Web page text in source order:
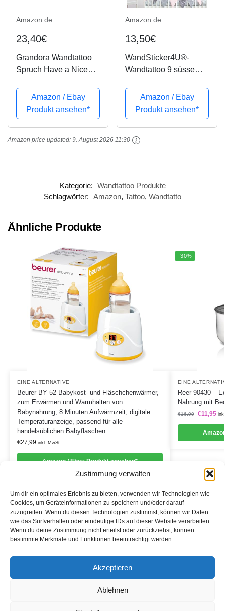
Zustimmung verwalten
Um dir ein optimales Erlebnis zu bieten, verwenden wir Technologien wie
Cookies, um Geräteinformationen zu speichern und/oder darauf
zuzugreifen. Wenn du diesen Technologien zustimmst, können wir Daten
wie das Surfverhalten oder eindeutige IDs auf dieser Website verarbeiten.
Wenn du deine Zustimmung nicht erteilst oder zurückziehst, können
bestimmte Merkmale und Funktionen beeinträchtigt werden.
Akzeptieren
Ablehnen
Amazon.de
23,40€
Grandora Wandtattoo
Spruch Have a Nice
weiß L-Set I
Schlafzimmer
Kinderzimmer Sticker
Aufkleber
Wandaufkleber
Amazon / Ebay
Produkt ansehen*
Amazon.de
13,50€
WandSticker4U®-
Wandtattoo 9 süsse
Wandbilder: 120x100
cm I Fensterbilder
Kinder Baum Zweig
Blumen Schmetterlinge
I Fenster Aufkleber
Amazon / Ebay
Produkt ansehen*
Amazon price updated: 9. August 2026 11:30
Kategorie: Wandtattoo Produkte
Schlagwörter: Amazon, Tattoo, Wandtatto
Ähnliche Produkte
EINE ALTERNATIVE
Beurer BY 52 Babykost- und Fläschchenwärmer,
zum Erwärmen und Warmhalten von
Babynahrung, 8 Minuten Aufwärmzeit, digitale
Temperaturanzeige, passend für alle
handelsüblichen Babyflaschen
€27,99 inkl. MwSt.
Amazon / Ebay Produkt ansehen*
-30%
EINE
Reer 90430 –
Nahrung mit
€16,99 €11,95
Informationen
Datenschutzerklärung